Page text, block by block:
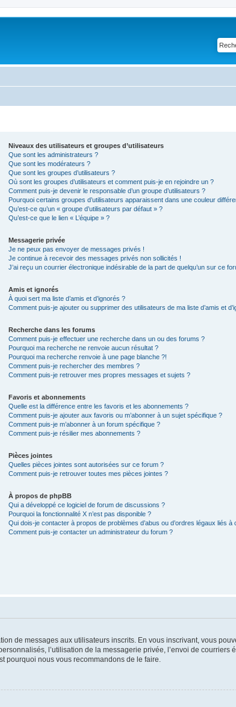
Niveaux des utilisateurs et groupes d’utilisateurs
Que sont les administrateurs ?
Que sont les modérateurs ?
Que sont les groupes d’utilisateurs ?
Où sont les groupes d’utilisateurs et comment puis-je en rejoindre un ?
Comment puis-je devenir le responsable d’un groupe d’utilisateurs ?
Pourquoi certains groupes d’utilisateurs apparaissent dans une couleur
Qu’est-ce qu’un « groupe d’utilisateurs par défaut » ?
Qu’est-ce que le lien « L’équipe » ?
Messagerie privée
Je ne peux pas envoyer de messages privés !
Je continue à recevoir des messages privés non sollicités !
J’ai reçu un courrier électronique indésirable de la part de quelqu’un sur ce
Amis et ignorés
À quoi sert ma liste d’amis et d’ignorés ?
Comment puis-je ajouter ou supprimer des utilisateurs de ma liste d’amis et
Recherche dans les forums
Comment puis-je effectuer une recherche dans un ou des forums ?
Pourquoi ma recherche ne renvoie aucun résultat ?
Pourquoi ma recherche renvoie à une page blanche ?!
Comment puis-je rechercher des membres ?
Comment puis-je retrouver mes propres messages et sujets ?
Favoris et abonnements
Quelle est la différence entre les favoris et les abonnements ?
Comment puis-je ajouter aux favoris ou m’abonner à un sujet spécifique ?
Comment puis-je m’abonner à un forum spécifique ?
Comment puis-je résilier mes abonnements ?
Pièces jointes
Quelles pièces jointes sont autorisées sur ce forum ?
Comment puis-je retrouver toutes mes pièces jointes ?
À propos de phpBB
Qui a développé ce logiciel de forum de discussions ?
Pourquoi la fonctionnalité X n’est pas disponible ?
Qui dois-je contacter à propos de problèmes d’abus ou d’ordres légaux liés à
Comment puis-je contacter un administrateur du forum ?
de messages aux utilisateurs inscrits. En vous inscrivant, vous
l’utilisation de la messagerie privée, l’envoi de courriers
pourquoi nous vous recommandons de le faire.